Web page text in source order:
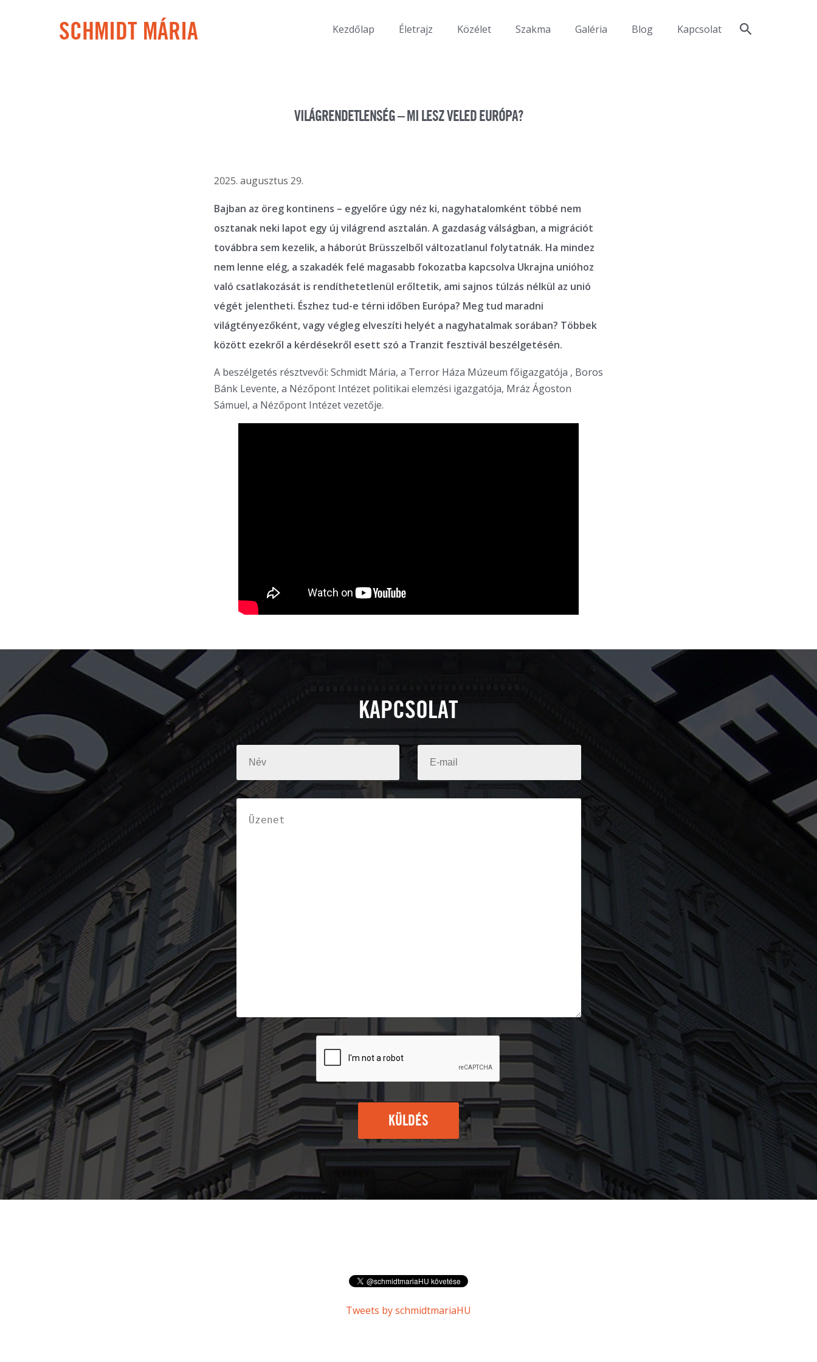
SCHMIDT MÁRIA Kezdőlap Életrajz Közélet Szakma Galéria Blog Kapcsolat
VILÁGRENDETLENSÉG – MI LESZ VELED EURÓPA?
2025. augusztus 29.
Bajban az öreg kontinens – egyelőre úgy néz ki, nagyhatalomként többé nem
osztanak neki lapot egy új világrend asztalán. A gazdaság válságban, a migrációt
továbbra sem kezelik, a háborút Brüsszelből változatlanul folytatnák. Ha mindez
nem lenne elég, a szakadék felé magasabb fokozatba kapcsolva Ukrajna unióhoz
való csatlakozását is rendíthetetlenül erőltetik, ami sajnos túlzás nélkül az unió
végét jelentheti. Észhez tud-e térni időben Európa? Meg tud maradni
világtényezőként, vagy végleg elveszíti helyét a nagyhatalmak sorában? Többek
között ezekről a kérdésekről esett szó a Tranzit fesztivál beszélgetésén.
A beszélgetés résztvevői: Schmidt Mária, a Terror Háza Múzeum főigazgatója , Boros
Bánk Levente, a Nézőpont Intézet politikai elemzési igazgatója, Mráz Ágoston
Sámuel, a Nézőpont Intézet vezetője.
KAPCSOLAT
KÜLDÉS
Tweets by schmidtmariaHU